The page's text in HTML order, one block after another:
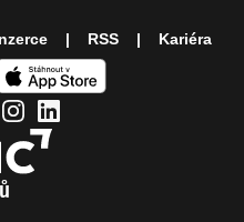
RSS Kariéra